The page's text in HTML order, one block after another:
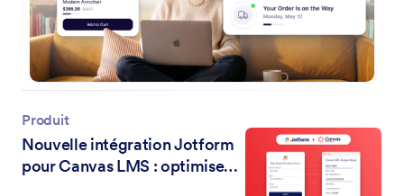
Produit
Nouvelle intégration Jotform
pour Canvas LMS : optimisez